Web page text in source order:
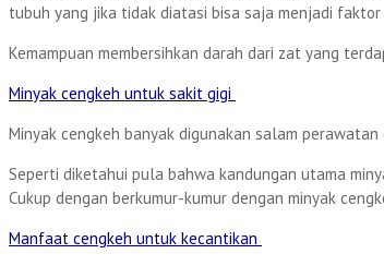
tubuh yang jika tidak diatasi bisa saja menjadi
Kemampuan membersihkan darah dari zat yang
Minyak cengkeh untuk sakit gigi
Minyak cengkeh banyak digunakan salam
Seperti diketahui pula bahwa kandungan utama
Cukup dengan berkumur-kumur dengan minyak
Manfaat cengkeh untuk kecantikan